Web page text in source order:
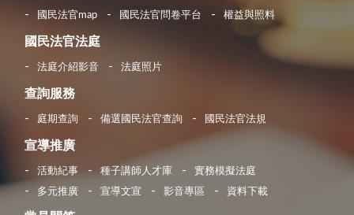
國民法官map 國民法官問卷平台 權益與照料
國民法官法庭
法庭介紹影音 法庭照片
查詢服務
庭期查詢 備選國民法官查詢 國民法官法規
宣導推廣
活動紀事 種子講師人才庫
實務模擬法庭
多元推廣
宣導文宣 影音專區 資料下載